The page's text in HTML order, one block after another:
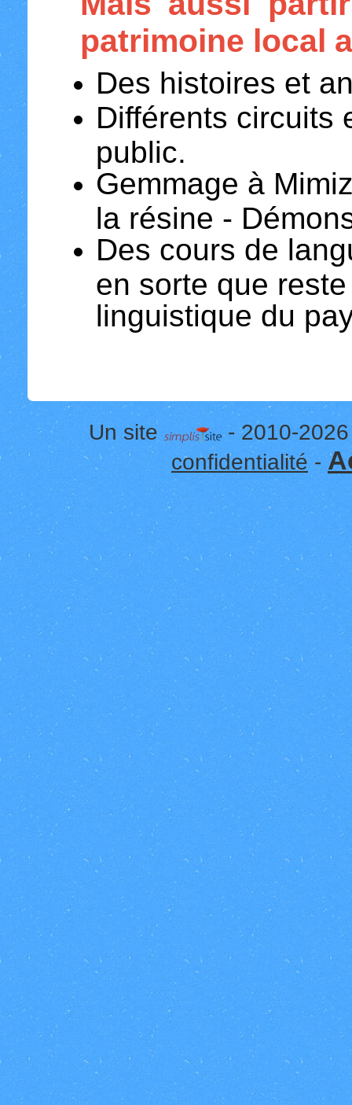
patrimoine local
Des histoires et
Différents circuits
public.
Gemmage à
la résine -
Des cours de
en sorte que
linguistique du
Un site
- 2010-
confidentialité -